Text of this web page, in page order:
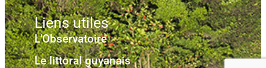
Liens utiles
L'Observatoire
Le littoral guyanais